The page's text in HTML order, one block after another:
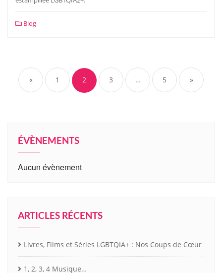
Blog
« 1 2 3 … 5 »
ÉVÈNEMENTS
Aucun évènement
ARTICLES RÉCENTS
Livres, Films et Séries LGBTQIA+ : Nos Coups de Cœur
1, 2, 3, 4 Musique…